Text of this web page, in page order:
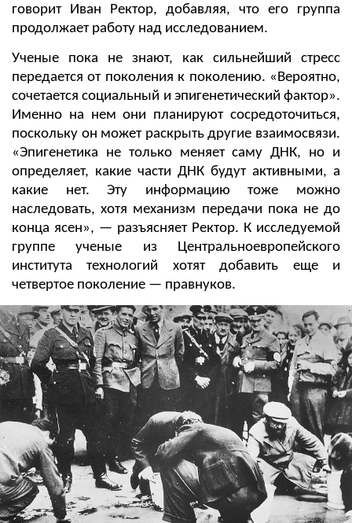
говорит Иван Ректор, добавляя, что его группа
продолжает работу над исследованием.
Ученые пока не знают, как сильнейший стресс
передается от поколения к поколению. «Вероятно,
сочетается социальный и эпигенетический фактор».
Именно на нем они планируют сосредоточиться,
поскольку он может раскрыть другие взаимосвязи.
«Эпигенетика не только меняет саму ДНК, но и
определяет, какие части ДНК будут активными, а
какие нет. Эту информацию тоже можно
наследовать, хотя механизм передачи пока не до
конца ясен», — разъясняет Ректор. К исследуемой
группе ученые из Центральноевропейского
института технологий хотят добавить еще и
четвертое поколение — правнуков.